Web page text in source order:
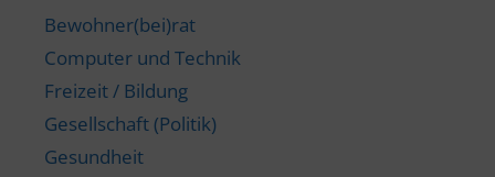
Bewohner(bei)rat
Computer und Technik
Freizeit / Bildung
Gesellschaft (Politik)
Gesundheit